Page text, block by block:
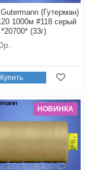
(Гутерман)
1000м #118 серый
(33г)
Купить
НОВИНКА